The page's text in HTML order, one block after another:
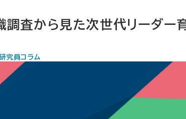
査から見た次世代リーダー
究員コラム